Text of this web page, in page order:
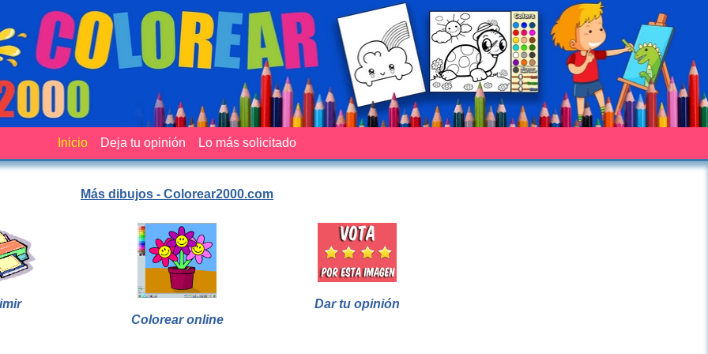
Inicio Deja tu opinión Lo más solicitado
Más dibujos - Colorear2000.com
Colorear online
Dar tu opinión